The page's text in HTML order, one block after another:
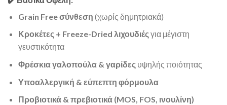
Grain Free σύνθεση (χωρίς δημητριακά)
Κροκέτες + Freeze-Dried λιχουδιές για μέγιστη
γευστικότητα
Φρέσκια γαλοπούλα & γαρίδες υψηλής ποιότητας
Υποαλλεργική & εύπεπτη φόρμουλα
Προβιοτικά & πρεβιοτικά (MOS, FOS, ινουλίνη)